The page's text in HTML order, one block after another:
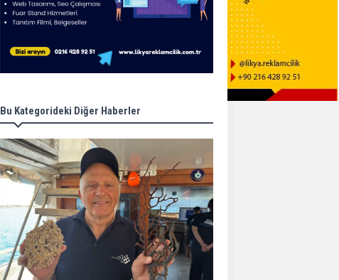
Bu Kategorideki Diğer Haberler